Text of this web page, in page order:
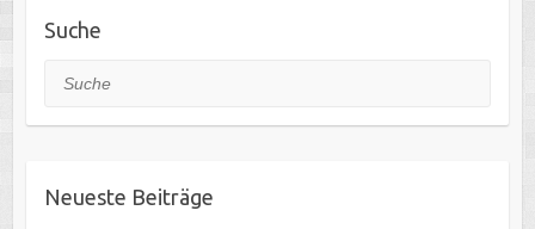
Suche
Suche
Neueste Beiträge